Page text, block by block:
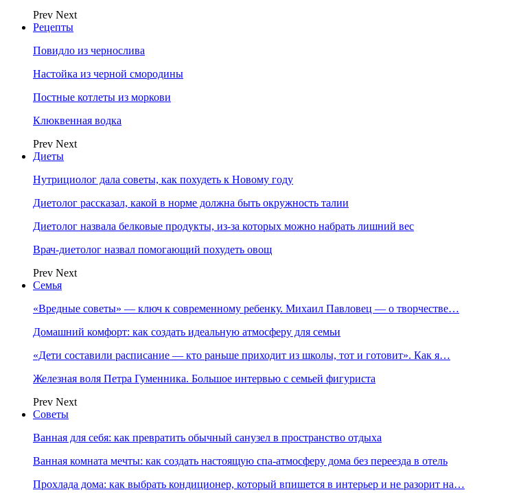
Prev Next
Рецепты
Повидло из чернослива
Настойка из черной смородины
Постные котлеты из моркови
Клюквенная водка
Prev Next
Диеты
Нутрициолог дала советы, как похудеть к Новому году
Диетолог рассказал, какой в норме должна быть окружность талии
Диетолог назвала белковые продукты, из-за которых можно набрать лишний вес
Врач-диетолог назвал помогающий похудеть овощ
Prev Next
Семья
«Вредные советы» — ключ к современному ребенку. Михаил Павловец — о творчестве…
Домашний комфорт: как создать идеальную атмосферу для семьи
«Дети составили расписание — кто раньше приходит из школы, тот и готовит». Как я…
Железная воля Петра Гуменника. Большое интервью с семьей фигуриста
Prev Next
Советы
Ванная для себя: как превратить обычный санузел в пространство отдыха
Ванная комната мечты: как создать настоящую спа-атмосферу дома без переезда в отель
Прохлада дома: как выбрать кондиционер, который впишется в интерьер и не разорит на…